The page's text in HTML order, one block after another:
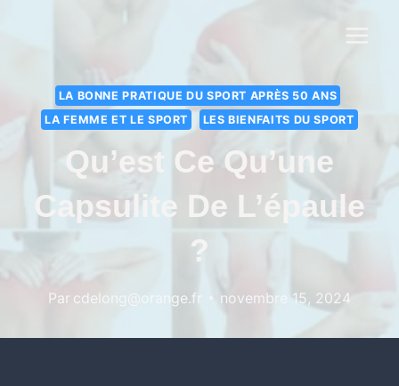
LA BONNE PRATIQUE DU SPORT APRÈS 50 ANS
LA FEMME ET LE SPORT
LES BIENFAITS DU SPORT
Qu’est Ce Qu’une
Capsulite De L’épaule
?
Par cdelong@orange.fr novembre 15, 2024